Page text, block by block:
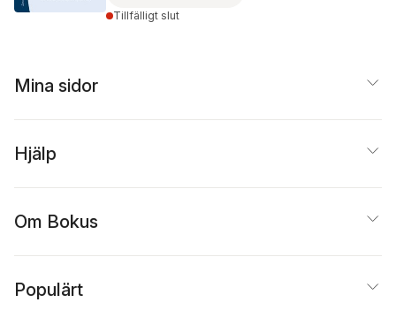
Tillfälligt slut
Mina sidor
Hjälp
Om Bokus
Populärt